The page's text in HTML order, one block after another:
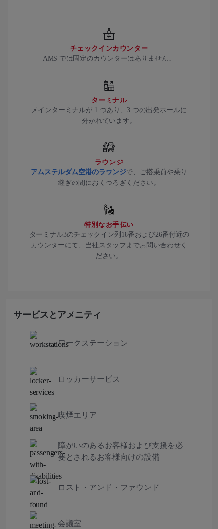
チェックインカウンター
AMS では固定のカウンターはありません。
ターミナル
メインターミナルが 1 つあり、3 つの出発ホールに
分かれています。
ラウンジ
アムステルダム空港のラウンジで、ご搭乗前や乗り
継ぎの間におくつろぎください。
特別なお手伝い
ターミナル3のチェックイン列18番および26番付近の
カウンターにて、当社スタッフまでお問い合わせく
ださい。
サービスとアメニティ
ワークステーション
ロッカーサービス
喫煙エリア
障がいのあるお客様および支援を必
要とされるお客様向けの設備
ロスト・アンド・ファウンド
会議室